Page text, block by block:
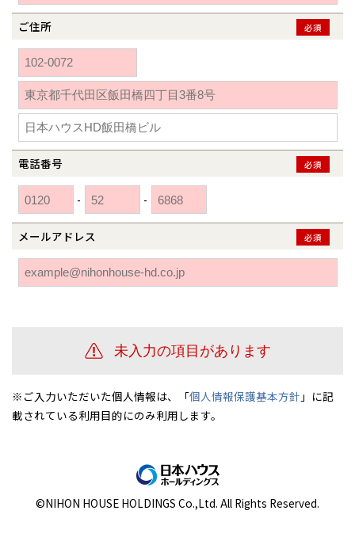
ご住所 必須
電話番号 必須
- -
メールアドレス 必須
※ご入力いただいた個人情報は、「個人情報保護基本方針 」に記
載されている利用目的にのみ利用します。
©NIHON HOUSE HOLDINGS Co.,Ltd. All Rights Reserved.
福島
石川
福井
千葉
茨城
栃木
群馬
静岡
三重
京都
兵庫
奈良
滋賀
岡山
香川
愛媛
鳥取
広島
山口
九州
福岡
佐賀
熊本
宮崎
鹿児島
分譲マンション
※現住所のある都道府県以外の建築予定地の方でも現住所の有るお近
くの展示場又は店舗にお問合せください。
応します。お気軽にご相談ください。
福島県
郡山
いわき
石川県
福井県
埼玉県
埼玉
千葉県
柏
茨城県
水戸
栃木県
宇都宮
群馬県
伊勢崎
静岡県
三重県
京都府
京都
奈良県
奈良
岡山県
岡山
香川県
高松
愛媛県
松山
九州
福岡県
佐賀県
佐賀
熊本県
熊本
大分県
大分
宮崎県
宮崎
鹿児島県
鹿児島